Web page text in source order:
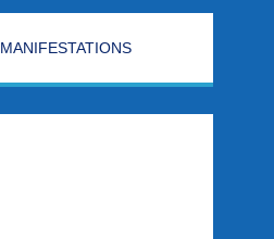
MANIFESTATIONS